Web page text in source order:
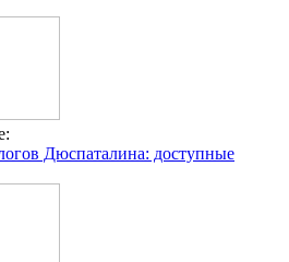
Дюспаталина: доступные